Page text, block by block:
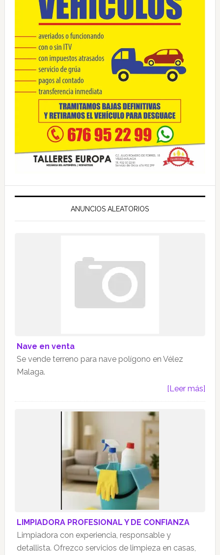
ANUNCIOS ALEATORIOS
Nave en venta
Se vende terreno para nave polígono en Vélez
Malaga.
[Leer más]
LIMPIADORA PROFESIONAL Y DE CONFIANZA
Limpiadora con experiencia, responsable y
detallista. Ofrezco servicios de limpieza en casas,